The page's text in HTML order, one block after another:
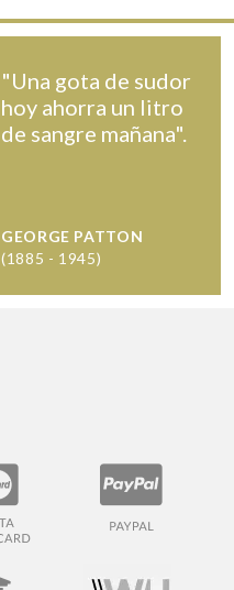
"Una gota de sudor
hoy ahorra un litro
de sangre mañana".
GEORGE PATTON
(1885 - 1945)